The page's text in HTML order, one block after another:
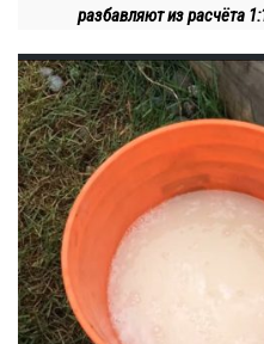
разбавляют из расчёта